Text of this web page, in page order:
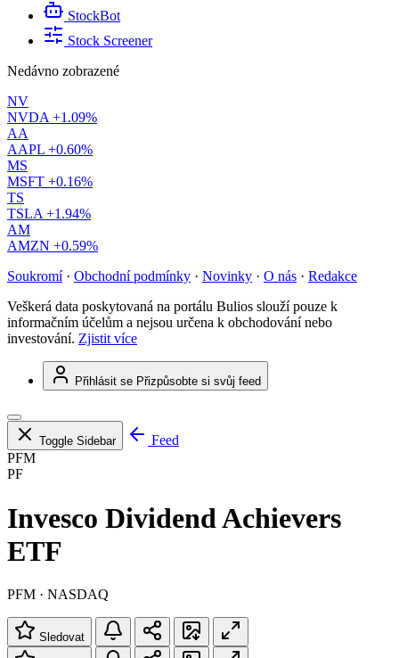
StockBot
Stock Screener
Nedávno zobrazené
NV
NVDA +1.09%
AA
AAPL +0.60%
MS
MSFT +0.16%
TS
TSLA +1.94%
AM
AMZN +0.59%
Soukromí · Obchodní podmínky · Novinky · O nás · Redakce
Veškerá data poskytovaná na portálu Bulios slouží pouze k
informačním účelům a nejsou určena k obchodování nebo
investování. Zjistit více
Přihlásit se Přizpůsobte si svůj feed
Toggle Sidebar
Feed
PFM
PF
Invesco Dividend Achievers
ETF
PFM · NASDAQ
Sledovat